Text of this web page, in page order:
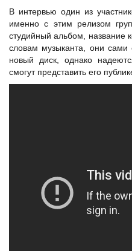
В интервью один из
именно с этим релизом
студийный альбом, название
словам музыканта, они сами
новый диск, однако
смогут представить его